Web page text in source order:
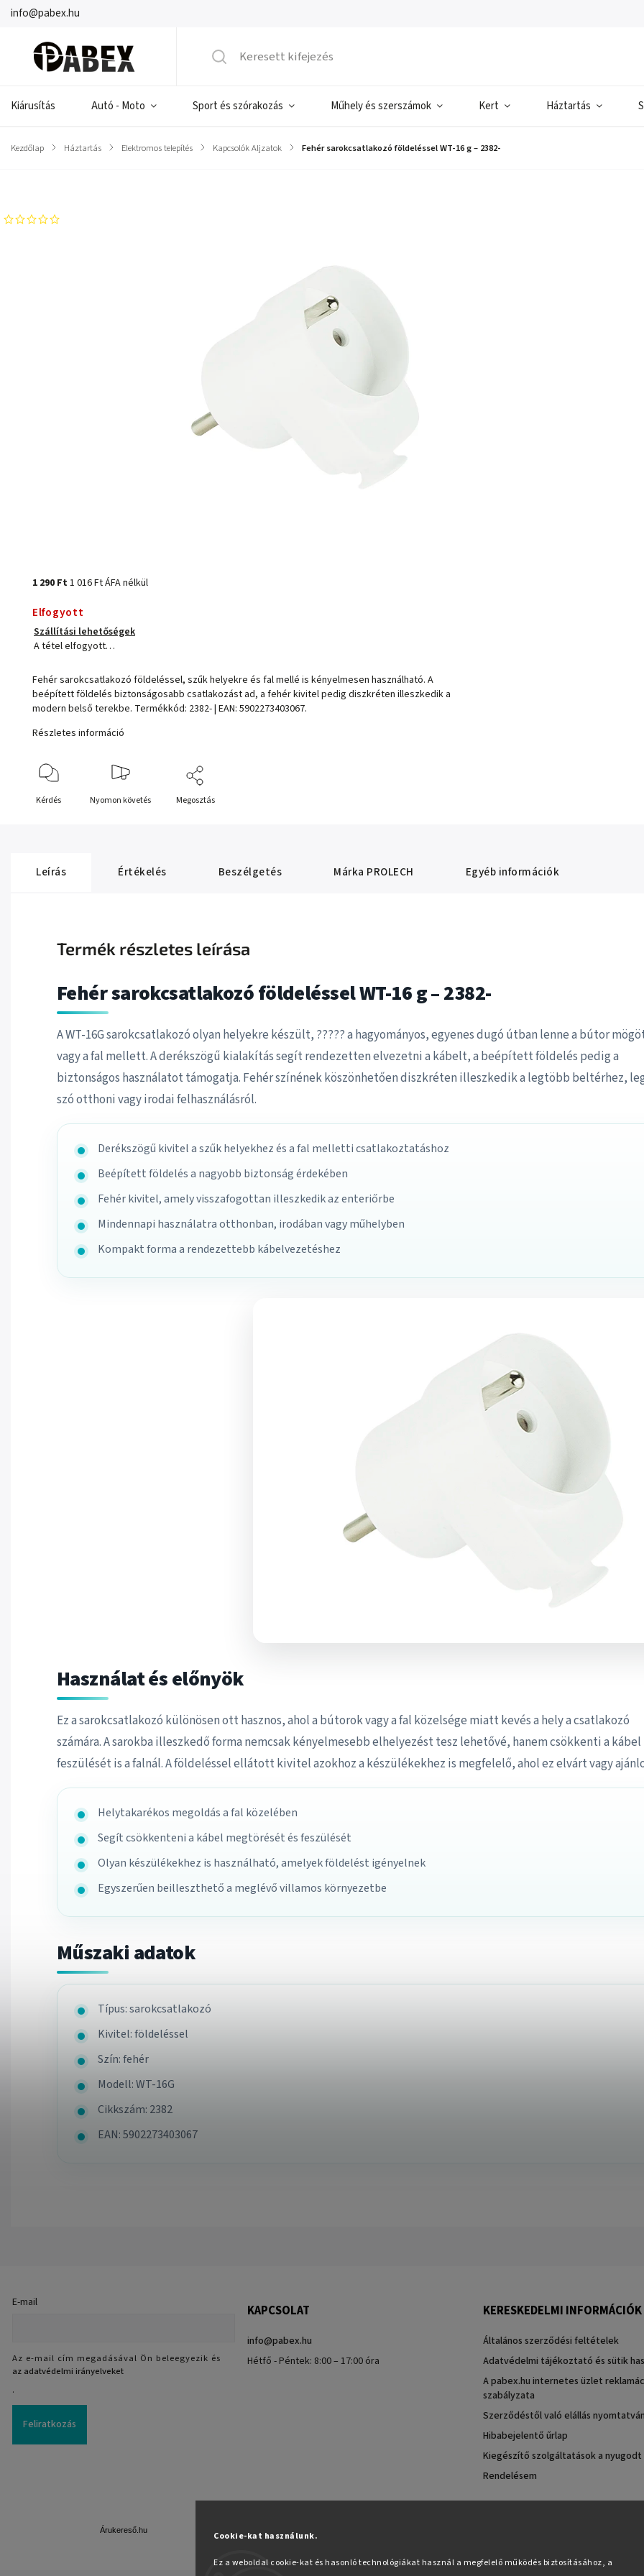
Cookie-kat használunk.
Ez a weboldal cookie-kat és hasonló technológiákat használ a megfelelő működés biztosításához, a
info@pabex.hu
Kiárusítás Autó - Moto Sport és szórakozás Műhely és szerszámok Kert Háztartás
Kezdőlap / Háztartás / Elektromos telepítés / Kapcsolók Aljzatok / Fehér sarokcsatlakozó földeléssel WT-16 g – 2382-
1 290 Ft1 016 Ft ÁFA nélkül
Elfogyott
Szállítási lehetőségek
A tétel elfogyott…
Fehér sarokcsatlakozó földeléssel, szűk helyekre és fal mellé is kényelmesen használható. A
beépített földelés biztonságosabb csatlakozást ad, a fehér kivitel pedig diszkréten illeszkedik a
modern belső terekbe. Termékkód: 2382- | EAN: 5902273403067.
Részletes információ
Kérdés Nyomon követés Megosztás
Leírás Értékelés Beszélgetés Márka PROLECH Egyéb információk
Termék részletes leírása
Fehér sarokcsatlakozó földeléssel WT-16 g – 2382-
A WT-16G sarokcsatlakozó olyan helyekre készült, ????? a hagyományos, egyenes dugó útban lenne a bútor
vagy a fal mellett. A derékszögű kialakítás segít rendezetten elvezetni a kábelt, a beépített földelés pedig a
biztonságos használatot támogatja. Fehér színének köszönhetően diszkréten illeszkedik a legtöbb beltérhez,
szó otthoni vagy irodai felhasználásról.
Derékszögű kivitel a szűk helyekhez és a fal melletti csatlakoztatáshoz
Beépített földelés a nagyobb biztonság érdekében
Fehér kivitel, amely visszafogottan illeszkedik az enteriőrbe
Mindennapi használatra otthonban, irodában vagy műhelyben
Kompakt forma a rendezettebb kábelvezetéshez
Használat és előnyök
Ez a sarokcsatlakozó különösen ott hasznos, ahol a bútorok vagy a fal közelsége miatt kevés a hely a csatlakozó
számára. A sarokba illeszkedő forma nemcsak kényelmesebb elhelyezést tesz lehetővé, hanem csökkenti a kábel
feszülését is a falnál. A földeléssel ellátott kivitel azokhoz a készülékekhez is megfelelő, ahol ez elvárt vagy
Helytakarékos megoldás a fal közelében
Segít csökkenteni a kábel megtörését és feszülését
Olyan készülékekhez is használható, amelyek földelést igényelnek
Egyszerűen beilleszthető a meglévő villamos környezetbe
Műszaki adatok
Típus: sarokcsatlakozó
Kivitel: földeléssel
Szín: fehér
Modell: WT-16G
Cikkszám: 2382
EAN: 5902273403067
E-mail
Az e-mail cím megadásával Ön beleegyezik és
az adatvédelmi irányelveket
.
Feliratkozás
KAPCSOLAT
info@pabex.hu
Hétfő - Péntek: 8:00 – 17:00 óra
KERESKEDELMI INFORMÁCIÓK
Általános szerződési feltételek
Adatvédelmi tájékoztató és sütik
A pabex.hu internetes üzlet
szabályzata
Szerződéstől való elállás
Hibabejelentő űrlap
Kiegészítő szolgáltatások a nyugodt
Rendelésem
Árukereső.hu